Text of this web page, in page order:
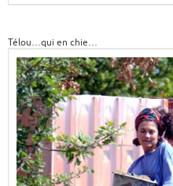
Télou…qui en chie…